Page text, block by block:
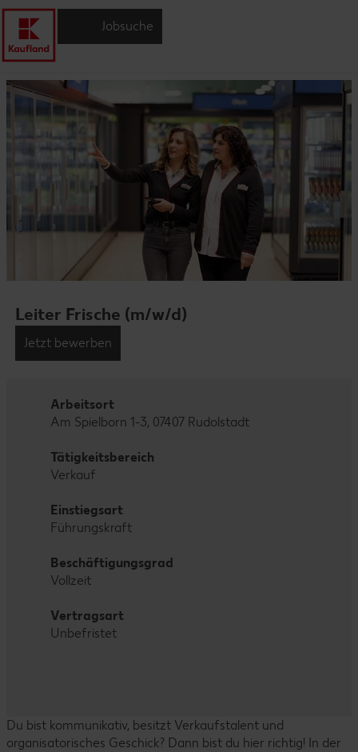
Jobsuche
Leiter Frische (m/w/d)
Jetzt bewerben
Arbeitsort
Am Spielborn 1-3, 07407 Rudolstadt
Tätigkeitsbereich
Verkauf
Einstiegsart
Führungskraft
Beschäftigungsgrad
Vollzeit
Vertragsart
Unbefristet
Du bist kommunikativ, besitzt Verkaufstalent und
organisatorisches Geschick? Dann bist du hier richtig! In der